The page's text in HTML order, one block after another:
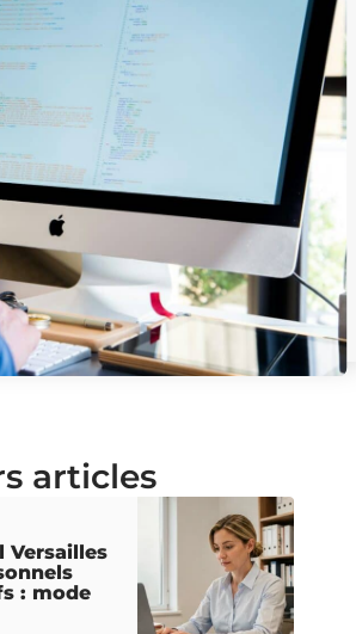
articles
Versailles
: mode